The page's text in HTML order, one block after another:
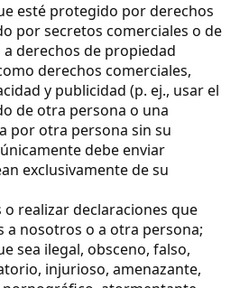
esté protegido por derechos
por secretos comerciales o de
derechos de propiedad
derechos comerciales,
y publicidad (p. ej., usar el
de otra persona o una
por otra persona sin su
debe enviar
exclusivamente de su
realizar declaraciones que
a nosotros o a otra persona;
sea ilegal, obsceno, falso,
injurioso, amenazante,